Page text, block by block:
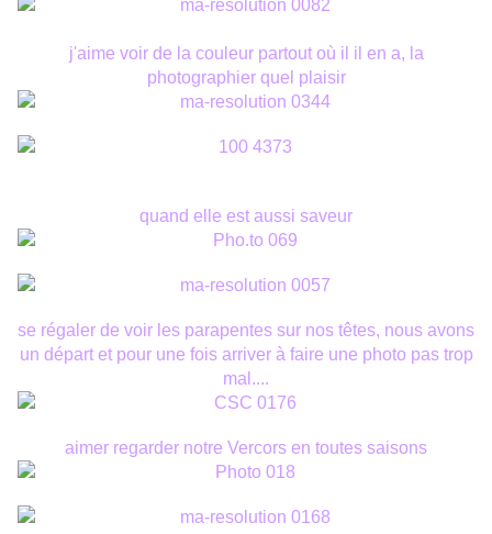
j'aime voir de la couleur partout où il il en a, la
photographier quel plaisir
quand elle est aussi saveur
se régaler de voir les parapentes sur nos têtes, nous avons
un départ et pour une fois arriver à faire une photo pas trop
mal....
aimer regarder notre Vercors en toutes saisons